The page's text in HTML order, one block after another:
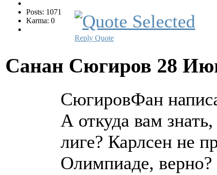
Posts: 1071
Karma: 0
Reply Quote
Санан Сюгиров 28
СюгировФан
А откуда вам
лиге? Карлсен не
Олимпиаде, верно?